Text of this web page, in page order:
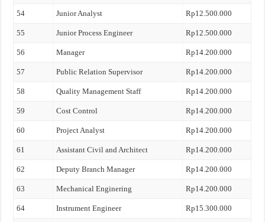
54 Junior Analyst Rp12.500.000
55 Junior Process Engineer Rp12.500.000
56 Manager Rp14.200.000
57 Public Relation Supervisor Rp14.200.000
58 Quality Management Staff Rp14.200.000
59 Cost Control Rp14.200.000
60 Project Analyst Rp14.200.000
61 Assistant Civil and Architect Rp14.200.000
62 Deputy Branch Manager Rp14.200.000
63 Mechanical Enginering Rp14.200.000
64 Instrument Engineer Rp15.300.000